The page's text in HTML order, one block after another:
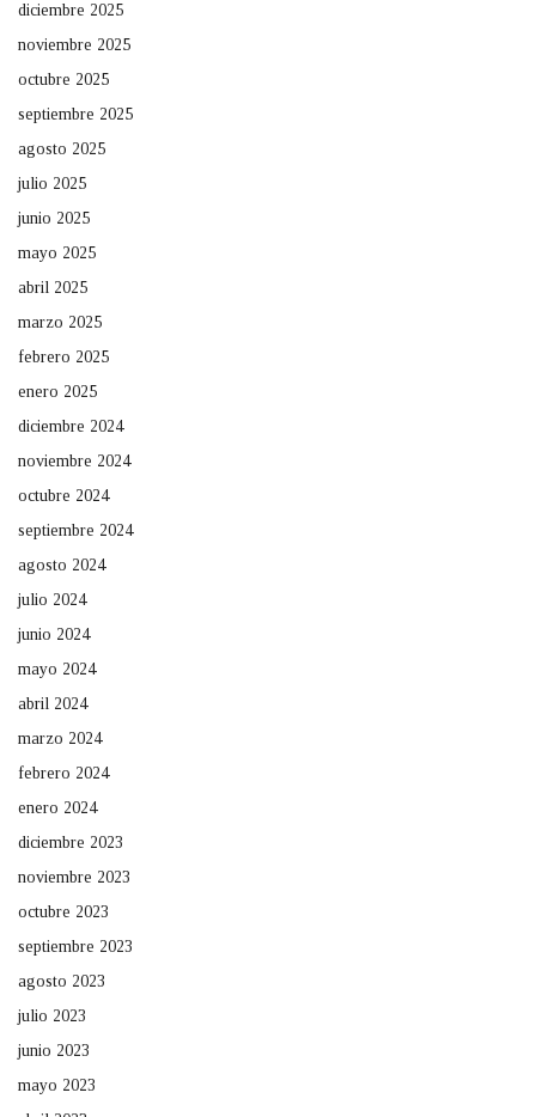
diciembre 2025
noviembre 2025
octubre 2025
septiembre 2025
agosto 2025
julio 2025
junio 2025
mayo 2025
abril 2025
marzo 2025
febrero 2025
enero 2025
diciembre 2024
noviembre 2024
octubre 2024
septiembre 2024
agosto 2024
julio 2024
junio 2024
mayo 2024
abril 2024
marzo 2024
febrero 2024
enero 2024
diciembre 2023
noviembre 2023
octubre 2023
septiembre 2023
agosto 2023
julio 2023
junio 2023
mayo 2023